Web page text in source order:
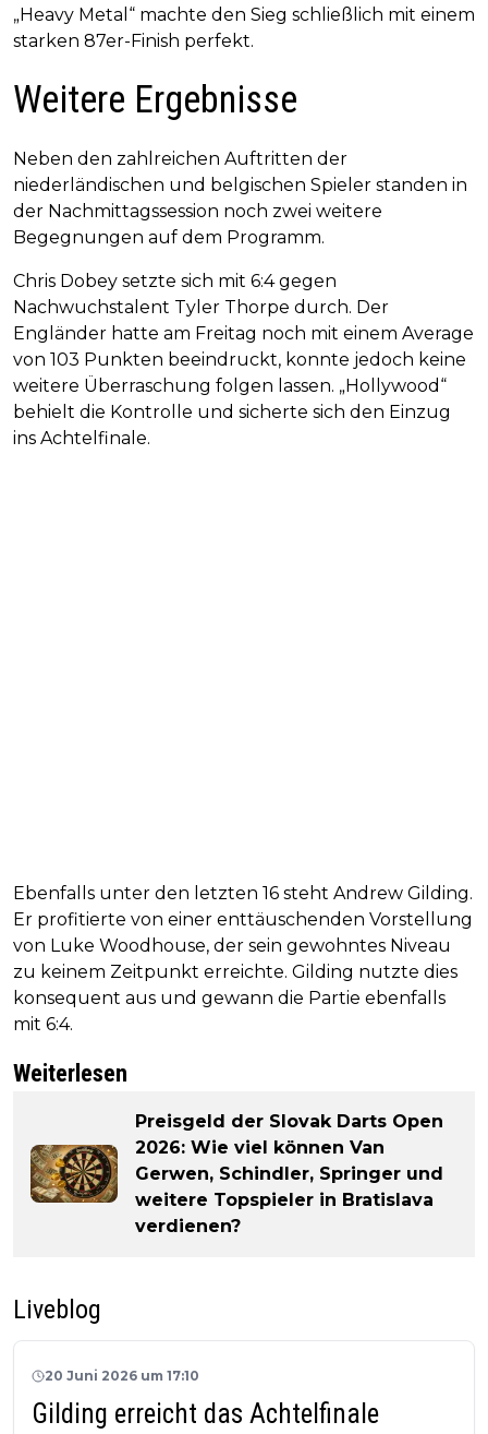
„Heavy Metal“ machte den Sieg schließlich mit einem
starken 87er-Finish perfekt.
Weitere Ergebnisse
Neben den zahlreichen Auftritten der
niederländischen und belgischen Spieler standen in
der Nachmittagssession noch zwei weitere
Begegnungen auf dem Programm.
Chris Dobey setzte sich mit 6:4 gegen
Nachwuchstalent Tyler Thorpe durch. Der
Engländer hatte am Freitag noch mit einem Average
von 103 Punkten beeindruckt, konnte jedoch keine
weitere Überraschung folgen lassen. „Hollywood“
behielt die Kontrolle und sicherte sich den Einzug
ins Achtelfinale.
Ebenfalls unter den letzten 16 steht Andrew Gilding.
Er profitierte von einer enttäuschenden Vorstellung
von Luke Woodhouse, der sein gewohntes Niveau
zu keinem Zeitpunkt erreichte. Gilding nutzte dies
konsequent aus und gewann die Partie ebenfalls
mit 6:4.
Weiterlesen
Preisgeld der Slovak Darts Open
2026: Wie viel können Van
Gerwen, Schindler, Springer und
weitere Topspieler in Bratislava
verdienen?
Liveblog
20 Juni 2026 um 17:10
Gilding erreicht das Achtelfinale